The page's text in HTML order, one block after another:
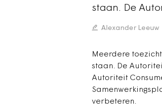
staan. De
Alexander Leeuw
Meerdere
staan. De
Autoriteit
verbeteren.